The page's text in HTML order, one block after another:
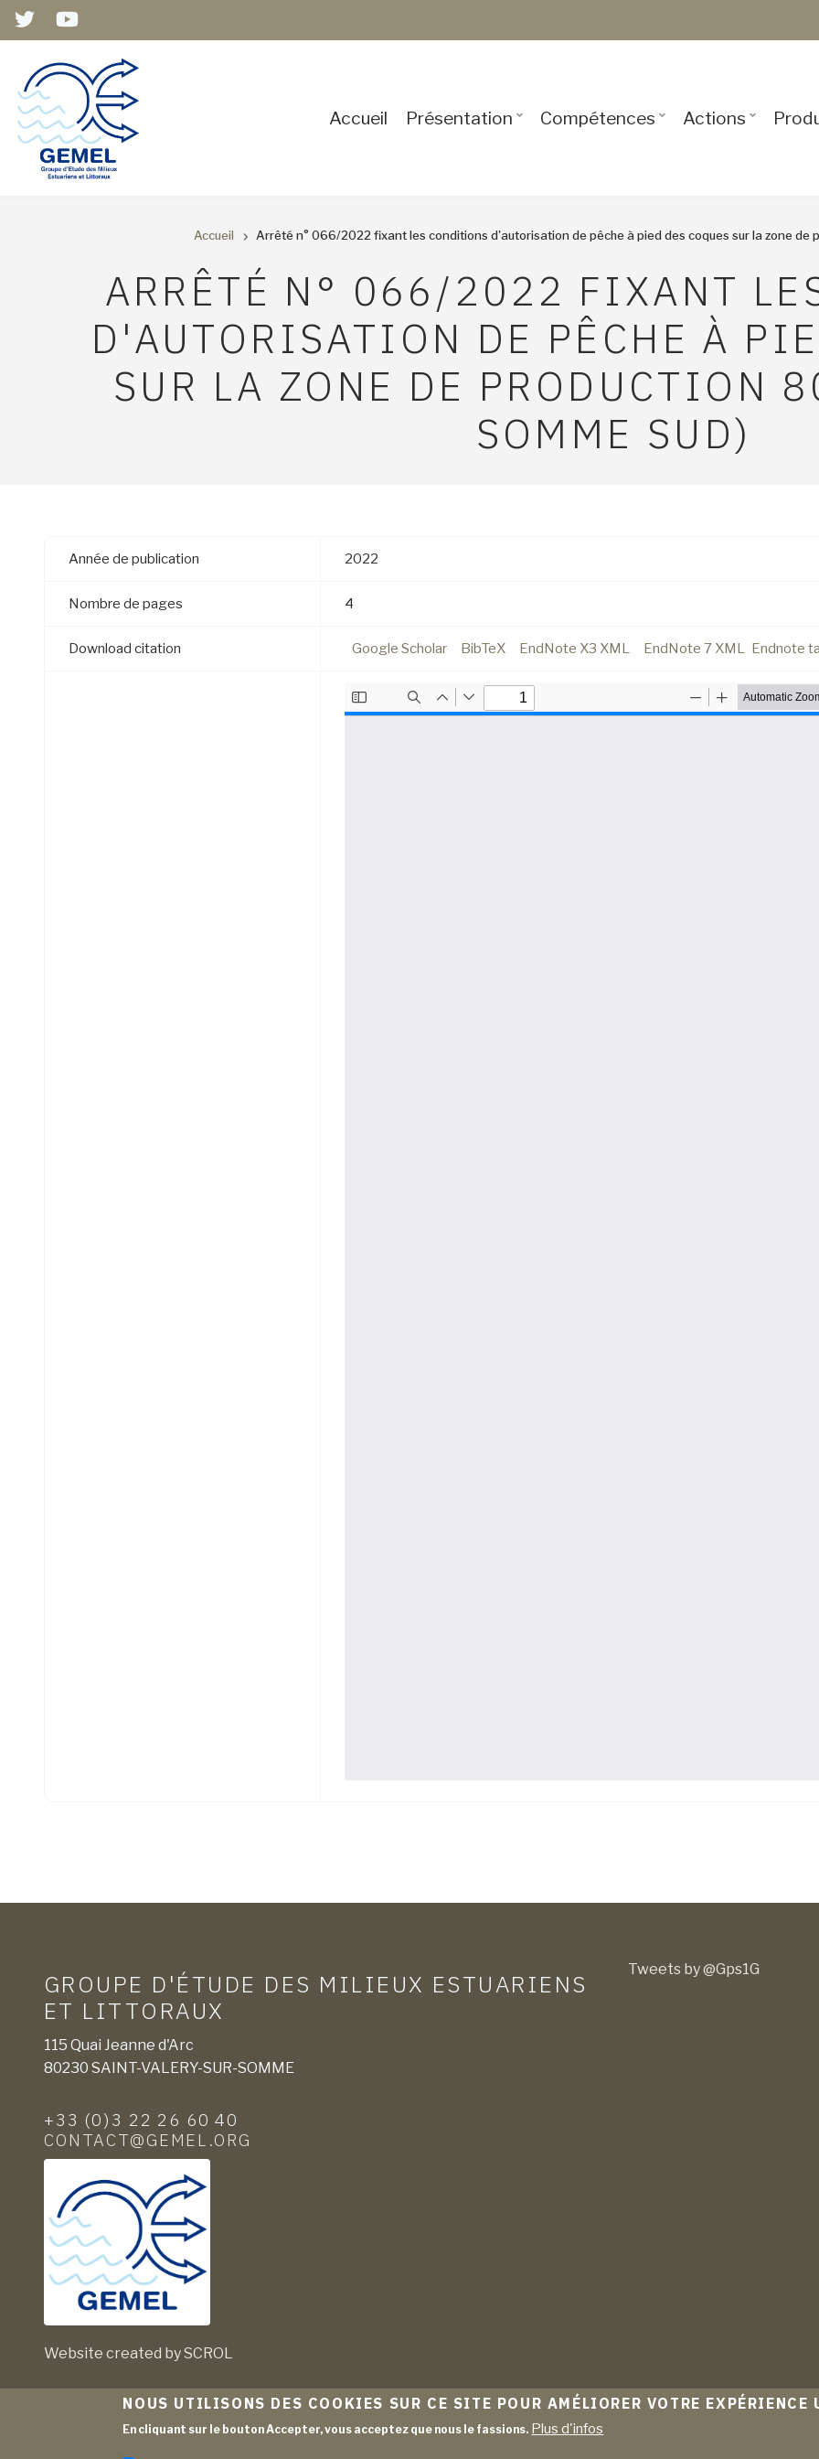
Aller
principal
Accueil Présentation Compétences Actions
D'ARIANE
Accueil Arrêté n° 066/2022 fixant les conditions d'autorisation de pêche à pied des coques sur la zone de
ARRÊTÉ N° 066/2022 FIXANT
D'AUTORISATION DE PÊCHE À
SUR LA ZONE DE PRODUCTION
SOMME SUD)
Année de publication 2022
Nombre de pages 4
Download citation Google Scholar BibTeX EndNote X3 XML EndNote 7 XML Endnote
GROUPE D'ÉTUDE DES MILIEUX ESTUARIENS
ET LITTORAUX
115 Quai Jeanne d'Arc
80230 SAINT-VALERY-SUR-SOMME
+33 (0)3 22 26 60 40
CONTACT@GEMEL.ORG
Website created by SCROL
Tweets by @Gps1G
NOUS UTILISONS DES COOKIES SUR CE SITE POUR AMÉLIORER VOTRE EXPÉRIENCE
En cliquant sur le bouton Accepter, vous acceptez que nous le fassions. Plus d'infos